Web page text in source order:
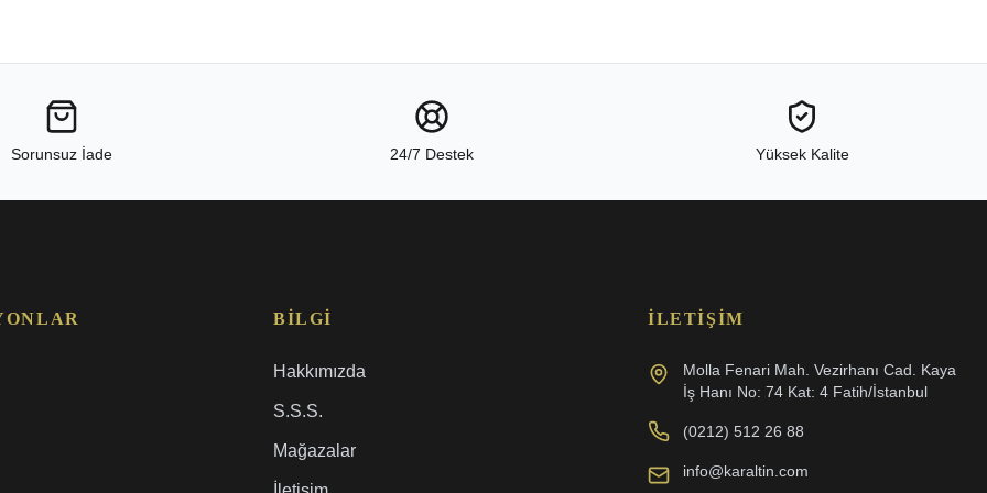
Sorunsuz İade 24/7 Destek Yüksek Kalite
BILGI
Hakkımızda
S.S.S.
Mağazalar
İLETIŞIM
Molla Fenari Mah. Vezirhanı Cad. Kaya
İş Hanı No: 74 Kat: 4 Fatih/İstanbul
(0212) 512 26 88
info@karaltin.com